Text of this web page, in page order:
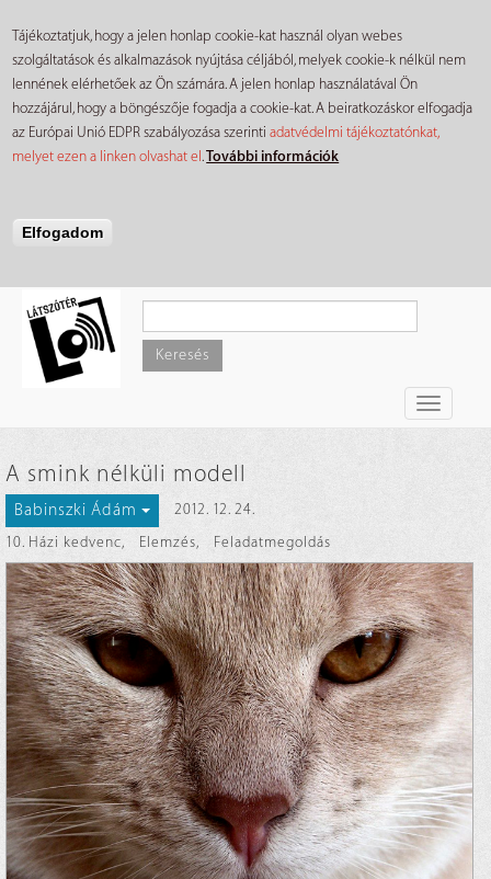
Tájékoztatjuk, hogy a jelen honlap cookie-kat használ olyan webes
szolgáltatások és alkalmazások nyújtása céljából, melyek cookie-k nélkül nem
lennének elérhetőek az Ön számára. A jelen honlap használatával Ön
hozzájárul, hogy a böngészője fogadja a cookie-kat. A beiratkozáskor elfogadja
az Európai Unió EDPR szabályozása szerintiadatvédelmi tájékoztatónkat,
melyet ezen a linken olvashat el.További információk
Elfogadom
tartalomra
Keresés
Toggle
A smink nélküli modell
Babinszki Ádám
2012. 12. 24.
10. Házi kedvenc, Elemzés, Feladatmegoldás